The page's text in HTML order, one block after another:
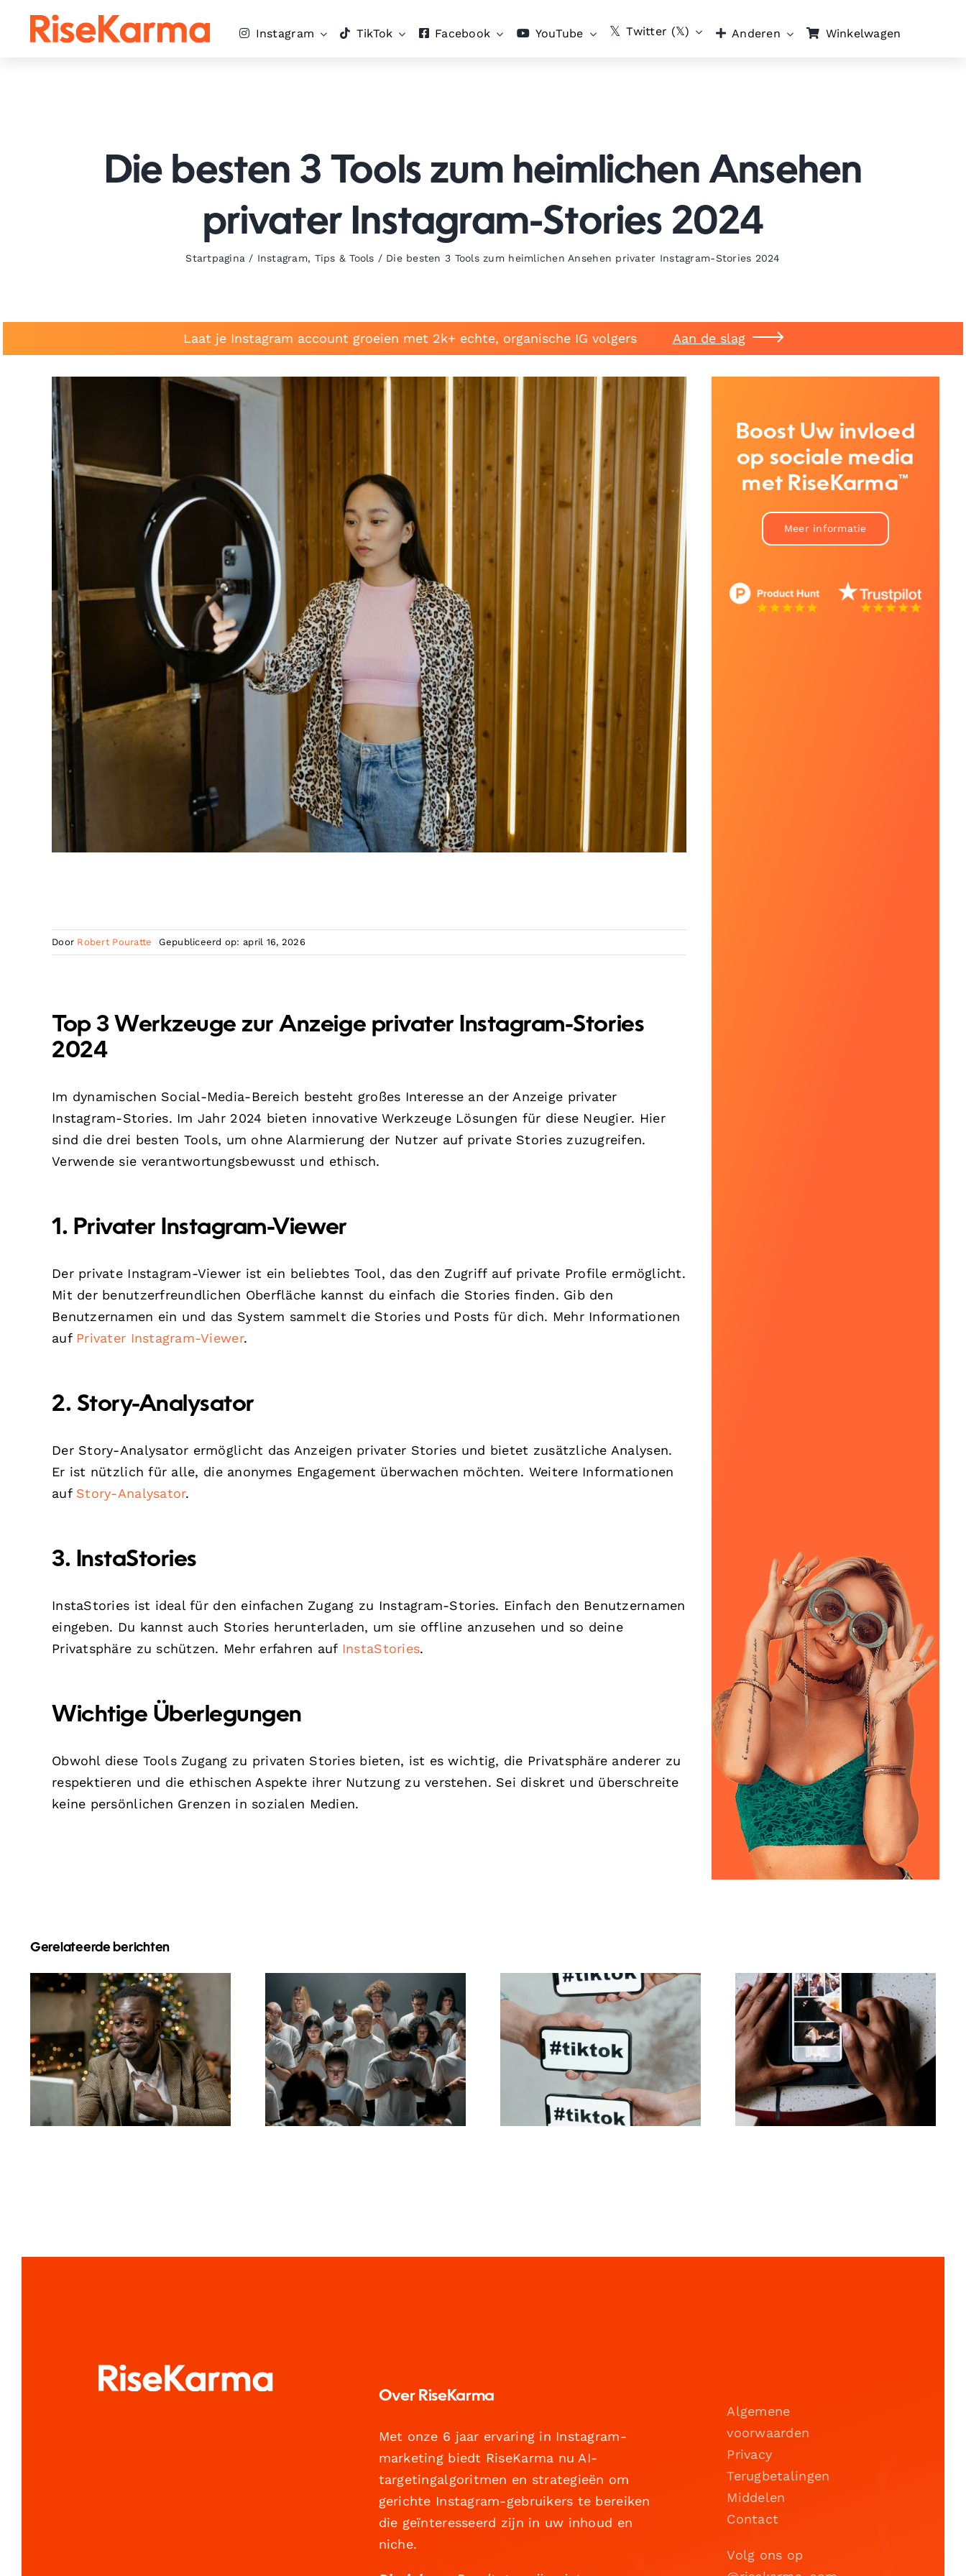
Instagram TikTok Facebook YouTube Twitter (𝕏) Anderen Winkelwagen
Die besten 3 Tools zum heimlichen Ansehen
privater Instagram-Stories 2024
Startpagina / Instagram, Tips & Tools / Die besten 3 Tools zum heimlichen Ansehen privater Instagram-Stories 2024
Laat je Instagram account groeien met 2k+ echte, organische IG volgers Aan de slag
Door Robert Pouratte Gepubliceerd op: april 16, 2026
Top 3 Werkzeuge zur Anzeige privater Instagram-Stories
2024
Im dynamischen Social-Media-Bereich besteht großes Interesse an der Anzeige privater
Instagram-Stories. Im Jahr 2024 bieten innovative Werkzeuge Lösungen für diese Neugier. Hier
sind die drei besten Tools, um ohne Alarmierung der Nutzer auf private Stories zuzugreifen.
Verwende sie verantwortungsbewusst und ethisch.
1. Privater Instagram-Viewer
Der private Instagram-Viewer ist ein beliebtes Tool, das den Zugriff auf private Profile ermöglicht.
Mit der benutzerfreundlichen Oberfläche kannst du einfach die Stories finden. Gib den
Benutzernamen ein und das System sammelt die Stories und Posts für dich. Mehr Informationen
auf Privater Instagram-Viewer.
2. Story-Analysator
Der Story-Analysator ermöglicht das Anzeigen privater Stories und bietet zusätzliche Analysen.
Er ist nützlich für alle, die anonymes Engagement überwachen möchten. Weitere Informationen
auf Story-Analysator.
3. InstaStories
InstaStories ist ideal für den einfachen Zugang zu Instagram-Stories. Einfach den Benutzernamen
eingeben. Du kannst auch Stories herunterladen, um sie offline anzusehen und so deine
Privatsphäre zu schützen. Mehr erfahren auf InstaStories.
Wichtige Überlegungen
Obwohl diese Tools Zugang zu privaten Stories bieten, ist es wichtig, die Privatsphäre anderer zu
respektieren und die ethischen Aspekte ihrer Nutzung zu verstehen. Sei diskret und überschreite
keine persönlichen Grenzen in sozialen Medien.
Boost Uw invloed
op sociale media
met RiseKarma™
Meer informatie
Gerelateerde berichten
Wie man Follower auf
LinkedIn verbirgt, um
die Privatsphäre zu
wahren
Tipps zur Gestaltung
ansprechender
Facebook-Anzeigen,
die konvertieren
Beste TikTok-
Datenschutzeinstellungen
2024
Top-Apps zum
Animieren von Fotos
für ansprechende
Facebook-Posts
Over RiseKarma
Met onze 6 jaar ervaring in Instagram-
marketing biedt RiseKarma nu AI-
targetingalgoritmen en strategieën om
gerichte Instagram-gebruikers te bereiken
die geïnteresseerd zijn in uw inhoud en
niche.
Algemene
voorwaarden
Privacy
Terugbetalingen
Middelen
Contact
Volg ons op